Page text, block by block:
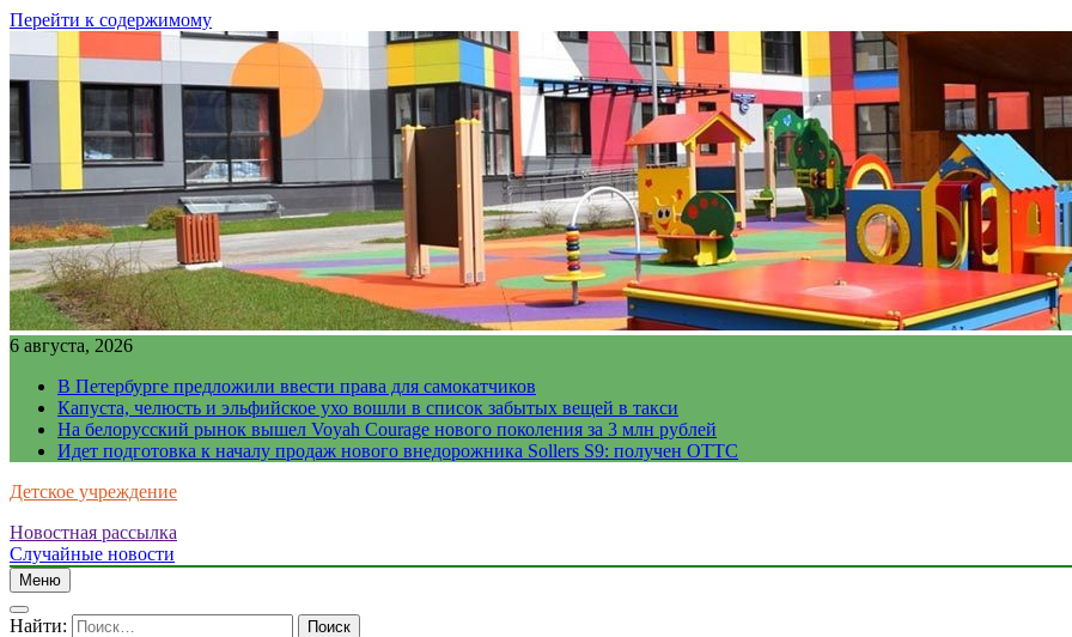
Перейти к содержимому
6 августа, 2026
В Петербурге предложили ввести права для самокатчиков
Капуста, челюсть и эльфийское ухо вошли в список забытых вещей в такси
На белорусский рынок вышел Voyah Courage нового поколения за 3 млн рублей
Идет подготовка к началу продаж нового внедорожника Sollers S9: получен ОТТС
Детское учреждение
Новостная рассылка
Случайные новости
Меню
Найти: